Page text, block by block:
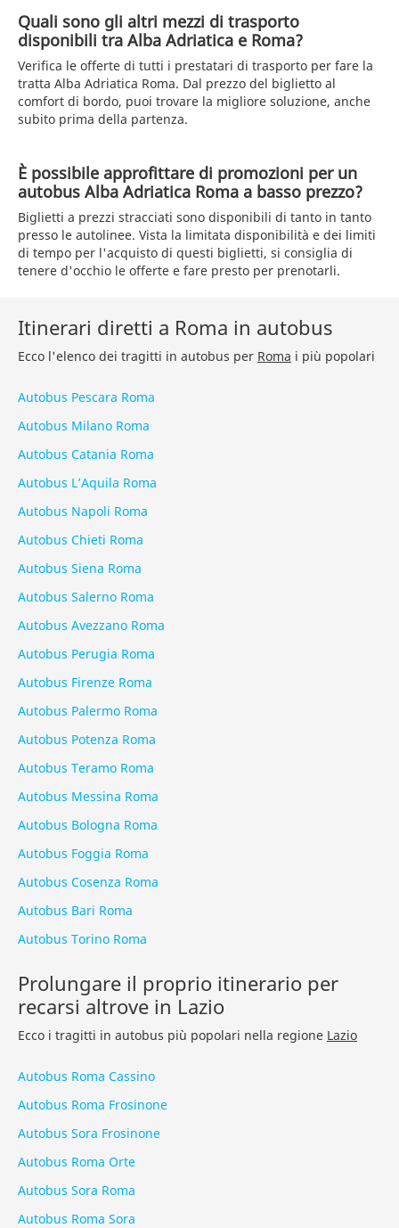
Quali sono gli altri mezzi di trasporto
disponibili tra Alba Adriatica e Roma?
Verifica le offerte di tutti i prestatari di trasporto per fare la
tratta Alba Adriatica Roma. Dal prezzo del biglietto al
comfort di bordo, puoi trovare la migliore soluzione, anche
subito prima della partenza.
È possibile approfittare di promozioni per un
autobus Alba Adriatica Roma a basso prezzo?
Biglietti a prezzi stracciati sono disponibili di tanto in tanto
presso le autolinee. Vista la limitata disponibilità e dei limiti
di tempo per l'acquisto di questi biglietti, si consiglia di
tenere d'occhio le offerte e fare presto per prenotarli.
Itinerari diretti a Roma in autobus
Ecco l'elenco dei tragitti in autobus per Roma i più popolari
Autobus Pescara Roma
Autobus Milano Roma
Autobus Catania Roma
Autobus L’Aquila Roma
Autobus Napoli Roma
Autobus Chieti Roma
Autobus Siena Roma
Autobus Salerno Roma
Autobus Avezzano Roma
Autobus Perugia Roma
Autobus Firenze Roma
Autobus Palermo Roma
Autobus Potenza Roma
Autobus Teramo Roma
Autobus Messina Roma
Autobus Bologna Roma
Autobus Foggia Roma
Autobus Cosenza Roma
Autobus Bari Roma
Autobus Torino Roma
Prolungare il proprio itinerario per
recarsi altrove in Lazio
Ecco i tragitti in autobus più popolari nella regione Lazio
Autobus Roma Cassino
Autobus Roma Frosinone
Autobus Sora Frosinone
Autobus Roma Orte
Autobus Sora Roma
Autobus Roma Sora